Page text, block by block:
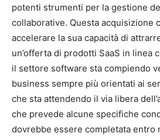
potenti strumenti per la gestione
collaborative. Questa acquisizione
accelerare la sua capacità di
un’offerta di prodotti SaaS in linea
il settore software sta compiendo
business sempre più orientati ai
che sta attendendo il via libera
che prevede alcune specifiche
dovrebbe essere completata entro